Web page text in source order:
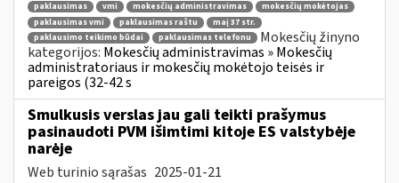
paklausimas vmi mokesčių administravimas
mokesčių mokėtojas
paklausimas vmi
paklausimas raštu
maį 37 str.
paklausimo teikimo būdai
paklausimas telefonu
Mokesčių žinyno
kategorijos: Mokesčių administravimas » Mokesčių
administratoriaus ir mokesčių mokėtojo teisės ir
pareigos (32-42 s
Smulkusis verslas jau gali teikti prašymus
pasinaudoti PVM išimtimi kitoje ES valstybėje
narėje
Web turinio sąrašas 2025-01-21